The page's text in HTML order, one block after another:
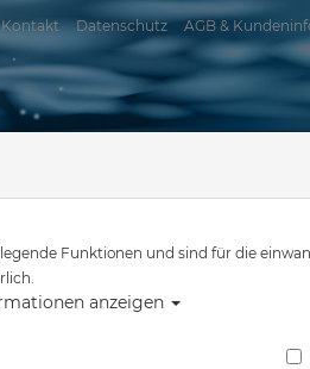
Kontakt Datenschutz AGB &
Reisen
Funktionen und sind für die
anzeigen